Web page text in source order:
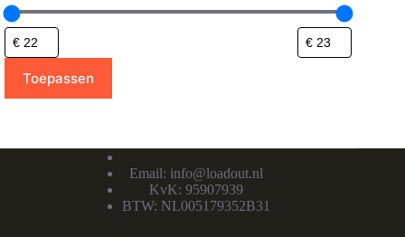
Toepassen
Email: info@loadout.nl
KvK: 95907939
BTW: NL005179352B31